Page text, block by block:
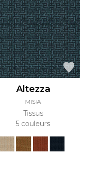
Altezza
MISIA
Tissus
5 couleurs